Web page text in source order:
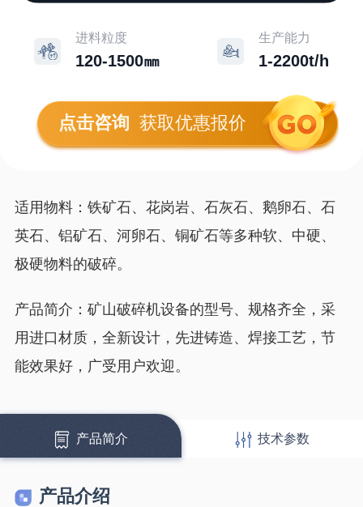
进料粒度
120-1500㎜
生产能力
1-2200t/h
点击咨询 获取优惠报价
适用物料：铁矿石、花岗岩、石灰石、鹅卵石、石
英石、铝矿石、河卵石、铜矿石等多种软、中硬、
极硬物料的破碎。
产品简介：矿山破碎机设备的型号、规格齐全，采
用进口材质，全新设计，先进铸造、焊接工艺，节
能效果好，广受用户欢迎。
产品简介 技术参数
产品介绍